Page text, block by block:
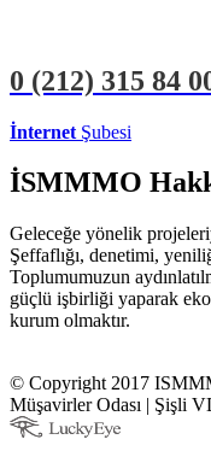
0 (212) 315 84
İnternet Şubesi
İSMMMO
Geleceğe yönelik
Şeffaflığı, denetimi,
Toplumumuzun
güçlü işbirliği yaparak
kurum olmaktır.
© Copyright 2017
Müşavirler Odası | Şişli